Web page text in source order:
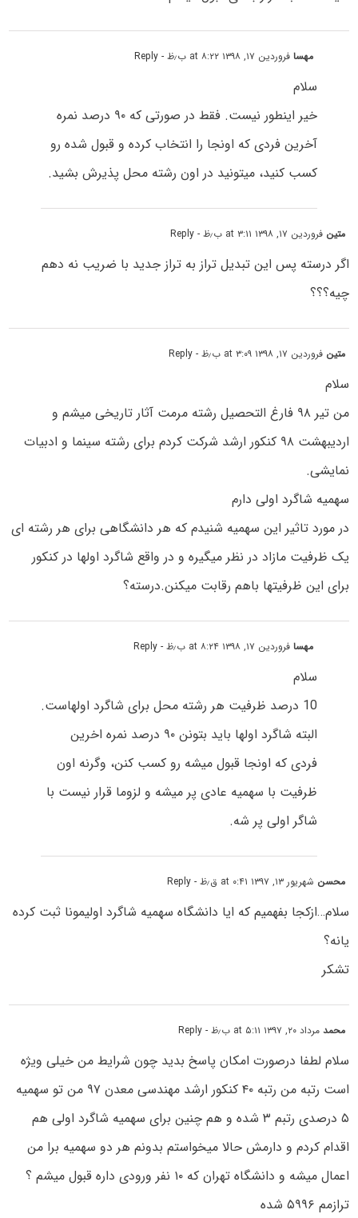
مهسافروردین ۱۷, ۱۳۹۸ at ۸:۲۲ ب٫ظ - Reply
سلام
خیر اینطور نیست. فقط در صورتی که ۹۰ درصد نمره
آخرین فردی که اونجا را انتخاب کرده و قبول شده رو
کسب کنید، میتونید در اون رشته محل پذیرش بشید.
متین فروردین ۱۷, ۱۳۹۸ at ۳:۱۱ ب٫ظ - Reply
اگر درسته پس این تبدیل تراز به تراز جدید با ضریب نه دهم
چیه؟؟؟
متین فروردین ۱۷, ۱۳۹۸ at ۳:۰۹ ب٫ظ - Reply
سلام
من تیر ۹۸ فارغ التحصیل رشته مرمت آثار تاریخی میشم و
اردیبهشت ۹۸ کنکور ارشد شرکت کردم برای رشته سینما و ادبیات
نمایشی.
سهمیه شاگرد اولی دارم
در مورد تاثیر این سهمیه شنیدم که هر دانشگاهی برای هر رشته ای
یک ظرفیت مازاد در نظر میگیره و در واقع شاگرد اولها در کنکور
برای این ظرفیتها باهم رقابت میکنن.درسته؟
مهسافروردین ۱۷, ۱۳۹۸ at ۸:۲۴ ب٫ظ - Reply
سلام
10 درصد ظرفیت هر رشته محل برای شاگرد اولهاست.
البته شاگرد اولها باید بتونن ۹۰ درصد نمره اخرین
فردی که اونجا قبول میشه رو کسب کنن، وگرنه اون
ظرفیت با سهمیه عادی پر میشه و لزوما قرار نیست با
شاگر اولی پر شه.
محسن شهریور ۱۳, ۱۳۹۷ at ۰:۴۱ ق٫ظ - Reply
سلام…ازکجا بفهمیم که ایا دانشگاه سهمیه شاگرد اولیمونا ثبت کرده
یانه؟
تشکر
محمدمرداد ۲۰, ۱۳۹۷ at ۵:۱۱ ب٫ظ - Reply
سلام لطفا درصورت امکان پاسخ بدید چون شرایط من خیلی ویژه
است رتبه من رتبه ۴۰ کنکور ارشد مهندسی معدن ۹۷ من تو سهمیه
۵ درصدی رتبم ۳ شده و هم چنین برای سهمیه شاگرد اولی هم
اقدام کردم و دارمش حالا میخواستم بدونم هر دو سهمیه برا من
اعمال میشه و دانشگاه تهران که ۱۰ نفر ورودی داره قبول میشم ؟
ترازمم ۵۹۹۶ شده